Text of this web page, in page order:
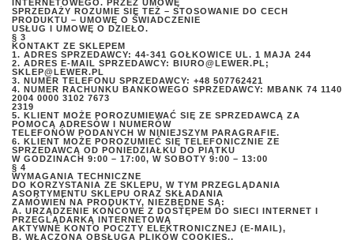
INTERNETOWEGO. PRZEZ UMOWĘ
SPRZEDAŻY ROZUMIE SIĘ TEŻ – STOSOWANIE DO CECH
PRODUKTU – UMOWĘ O ŚWIADCZENIE
USŁUG I UMOWĘ O DZIEŁO.
§ 3
KONTAKT ZE SKLEPEM
1. ADRES SPRZEDAWCY: 44-341 GOŁKOWICE UL. 1 MAJA 244
2. ADRES E-MAIL SPRZEDAWCY: BIURO@LEWER.PL;
SKLEP@LEWER.PL
3. NUMER TELEFONU SPRZEDAWCY: +48 507762421
4. NUMER RACHUNKU BANKOWEGO SPRZEDAWCY: MBANK 74 1140
2004 0000 3102 7673
2319
5. KLIENT MOŻE POROZUMIEWAĆ SIĘ ZE SPRZEDAWCĄ ZA
POMOCĄ ADRESÓW I NUMERÓW
TELEFONÓW PODANYCH W NINIEJSZYM PARAGRAFIE.
6. KLIENT MOŻE POROZUMIEĆ SIĘ TELEFONICZNIE ZE
SPRZEDAWCĄ OD PONIEDZIAŁKU DO PIĄTKU
W GODZINACH 9:00 – 17:00, W SOBOTY 9:00 – 13:00
§ 4
WYMAGANIA TECHNICZNE
DO KORZYSTANIA ZE SKLEPU, W TYM PRZEGLĄDANIA
ASORTYMENTU SKLEPU ORAZ SKŁADANIA
ZAMÓWIEŃ NA PRODUKTY, NIEZBĘDNE SĄ:
A. URZĄDZENIE KOŃCOWE Z DOSTĘPEM DO SIECI INTERNET I
PRZEGLĄDARKĄ INTERNETOWĄ
AKTYWNE KONTO POCZTY ELEKTRONICZNEJ (E-MAIL),
B. WŁĄCZONA OBSŁUGA PLIKÓW COOKIES,,